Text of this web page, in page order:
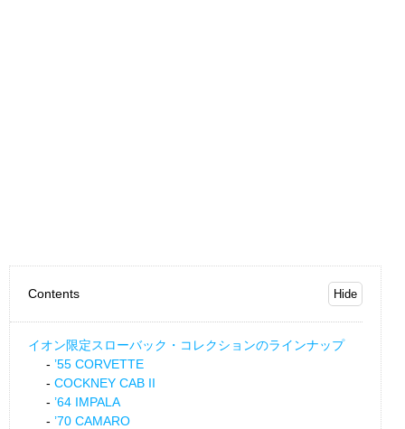
Contents
イオン限定スローバック・コレクションのラインナップ
’55 CORVETTE
COCKNEY CAB II
’64 IMPALA
’70 CAMARO